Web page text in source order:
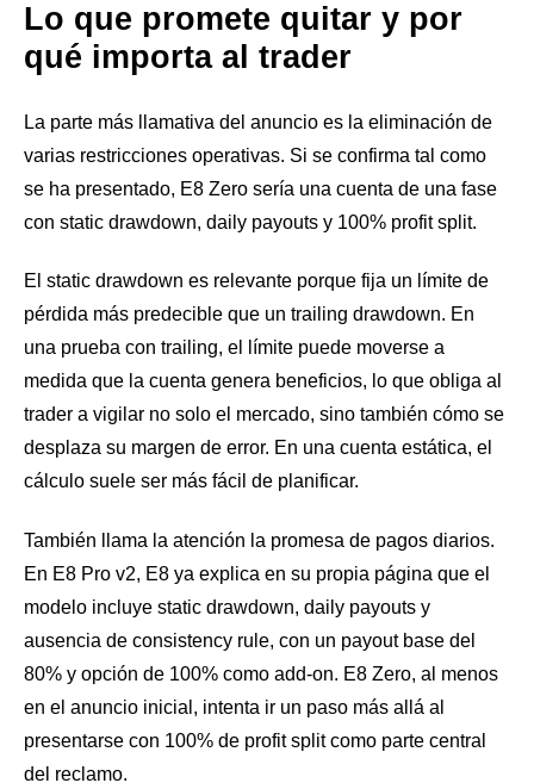
Lo que promete quitar y por
qué importa al trader
La parte más llamativa del anuncio es la eliminación de
varias restricciones operativas. Si se confirma tal como
se ha presentado, E8 Zero sería una cuenta de una fase
con static drawdown, daily payouts y 100% profit split.
El static drawdown es relevante porque fija un límite de
pérdida más predecible que un trailing drawdown. En
una prueba con trailing, el límite puede moverse a
medida que la cuenta genera beneficios, lo que obliga al
trader a vigilar no solo el mercado, sino también cómo se
desplaza su margen de error. En una cuenta estática, el
cálculo suele ser más fácil de planificar.
También llama la atención la promesa de pagos diarios.
En E8 Pro v2, E8 ya explica en su propia página que el
modelo incluye static drawdown, daily payouts y
ausencia de consistency rule, con un payout base del
80% y opción de 100% como add-on. E8 Zero, al menos
en el anuncio inicial, intenta ir un paso más allá al
presentarse con 100% de profit split como parte central
del reclamo.